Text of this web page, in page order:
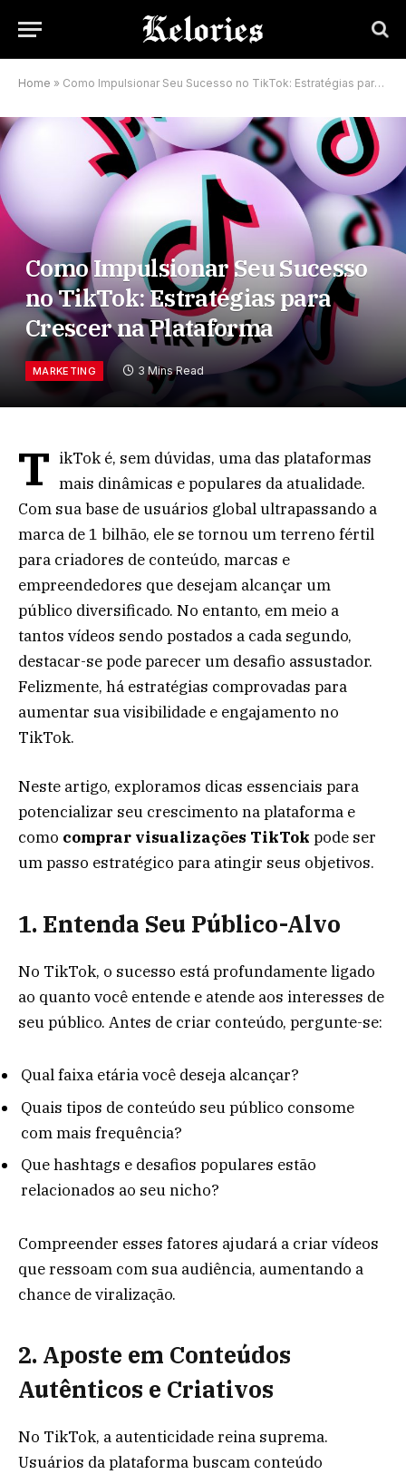
Home » Como Impulsionar Seu Sucesso no TikTok: Estratégias para Crescer na Plataforma
Como Impulsionar Seu Sucesso
no TikTok: Estratégias para
Crescer na Plataforma
MARKETING 3 Mins Read
T ikTok é, sem dúvidas, uma das plataformas
mais dinâmicas e populares da atualidade.
Com sua base de usuários global ultrapassando a
marca de 1 bilhão, ele se tornou um terreno fértil
para criadores de conteúdo, marcas e
empreendedores que desejam alcançar um
público diversificado. No entanto, em meio a
tantos vídeos sendo postados a cada segundo,
destacar-se pode parecer um desafio assustador.
Felizmente, há estratégias comprovadas para
aumentar sua visibilidade e engajamento no
TikTok.
Neste artigo, exploramos dicas essenciais para
potencializar seu crescimento na plataforma e
como comprar visualizações TikTok pode ser
um passo estratégico para atingir seus objetivos.
1. Entenda Seu Público-Alvo
No TikTok, o sucesso está profundamente ligado
ao quanto você entende e atende aos interesses de
seu público. Antes de criar conteúdo, pergunte-se:
Qual faixa etária você deseja alcançar?
Quais tipos de conteúdo seu público consome
com mais frequência?
Que hashtags e desafios populares estão
relacionados ao seu nicho?
Compreender esses fatores ajudará a criar vídeos
que ressoam com sua audiência, aumentando a
chance de viralização.
2. Aposte em Conteúdos
Autênticos e Criativos
No TikTok, a autenticidade reina suprema.
Usuários da plataforma buscam conteúdo